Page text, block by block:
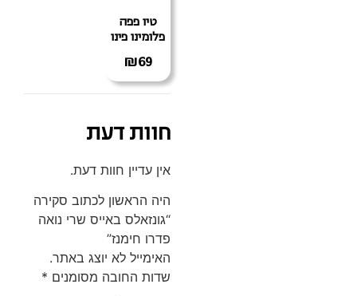
טיו פפה
פלומינו פינו
₪69
חוות דעת
אין עדיין חוות דעת.
היה הראשון לכתוב סקירה
“גונזאלס באייס שרי נואה
פדרו חימנז”
האימייל לא יוצג באתר.
שדות החובה מסומנים*